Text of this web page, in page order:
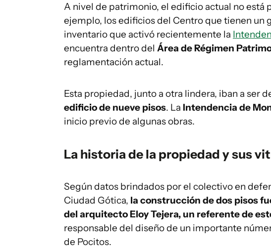
A nivel de patrimonio, el edificio actual no
ejemplo, los edificios del Centro que tienen un
inventario que activó recientemente la
encuentra dentro del Área de Régimen
reglamentación actual.
Esta propiedad, junto a otra lindera, iban a ser
edificio de nueve pisos. La Intendencia de
inicio previo de algunas obras.
La historia de la propiedad y sus
Según datos brindados por el colectivo en
Ciudad Gótica, la construcción de dos pisos
del arquitecto Eloy Tejera, un referente de
responsable del diseño de un importante
de Pocitos.